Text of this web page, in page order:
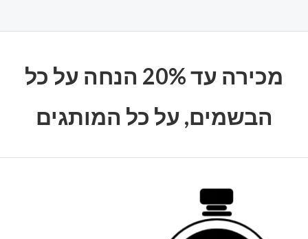
מכירה עד 20% הנחה על כל
הבשמים, על כל המותגים